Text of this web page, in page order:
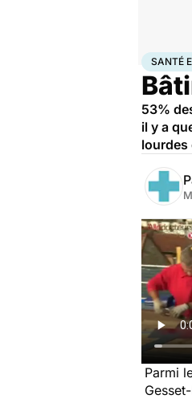
Accueil
SANTÉ
53%
il y a
lourdes
Parmi